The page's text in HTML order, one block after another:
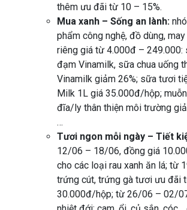
thêm ưu đãi từ 10 – 15%.
Mua xanh – Sống an lành:
phẩm công nghệ, đồ dùng,
riêng giá từ 4.000đ – 249.000:
đạm Vinamilk, sữa chua uống
Vinamilk giảm 26%; sữa tươi
Milk 1L giá 35.000đ/hộp;
đĩa/ly thân thiện môi trường
…
Tươi ngon mỗi ngày – Tiết
12/06 – 18/06, đồng giá
cho các loại rau xanh ăn lá; từ
trứng cút, trứng gà tươi ưu đãi
30.000đ/hộp; từ 26/06 – 02/